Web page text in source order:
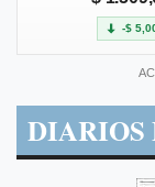
-$
DIARIOS